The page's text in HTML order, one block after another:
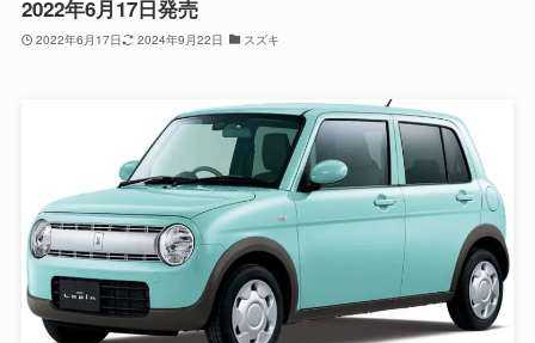
2022年6月17日発売
2022年6月17日 2024年9月22日 スズキ